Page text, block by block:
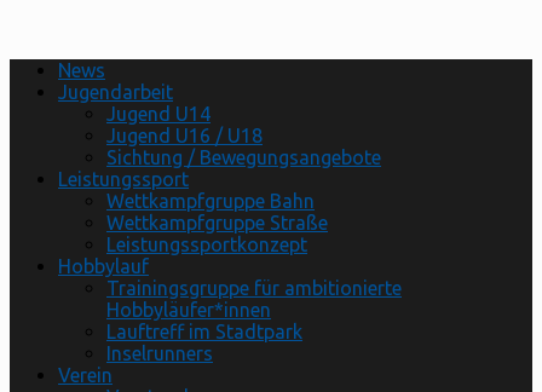
News
Jugendarbeit
Jugend U14
Jugend U16 / U18
Sichtung / Bewegungsangebote
Leistungssport
Wettkampfgruppe Bahn
Wettkampfgruppe Straße
Leistungssportkonzept
Hobbylauf
Trainingsgruppe für ambitionierte
Hobbyläufer*innen
Lauftreff im Stadtpark
Inselrunners
Verein